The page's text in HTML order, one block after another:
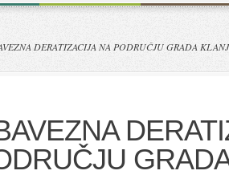
DERATIZACIJA NA PODRUČJU GRADA